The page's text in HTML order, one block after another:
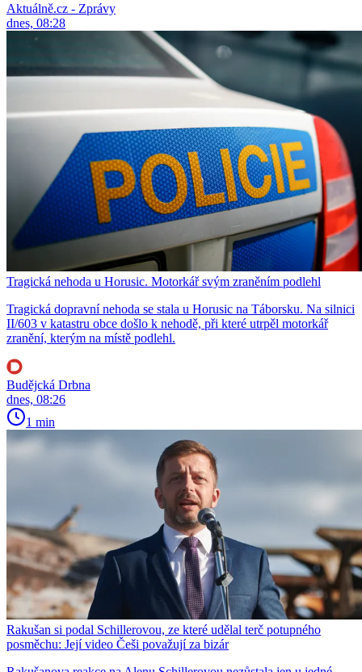
Aktuálně.cz - Zprávy
dnes, 08:28
Tragická nehoda u Horusic. Motorkář svým zraněním podlehl
Tragická dopravní nehoda se stala u Horusic na Táborsku. Na silnici
II/603 v katastru obce došlo k nehodě, při které utrpěl motorkář
zranění, kterým na místě podlehl.
Budějcká Drbna
dnes, 08:26
1 min
Rakušan si podal Schillerovou, ze které udělal terč potupného
posměchu: Její video Češi považují za bizár